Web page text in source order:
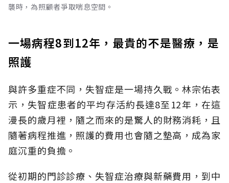
襲時，為照顧者爭取喘息空間。
一場病程8到12年，最貴的不是醫療，是
照護
與許多重症不同，失智症是一場持久戰。林宗佑表
示，失智症患者的平均存活約長達8至12年，在這
漫長的歲月裡，隨之而來的是驚人的財務消耗，且
隨著病程推進，照護的費用也會隨之墊高，成為家
庭沉重的負擔。
從初期的門診診療、失智症治療與新藥費用，到中